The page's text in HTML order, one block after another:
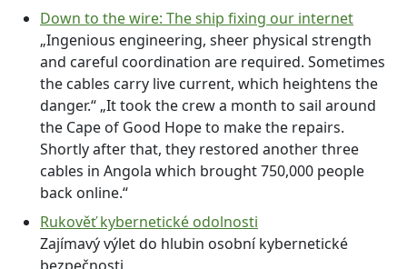
Down to the wire: The ship fixing our internet
„Ingenious engineering, sheer physical strength
and careful coordination are required. Sometimes
the cables carry live current, which heightens the
danger.“ „It took the crew a month to sail around
the Cape of Good Hope to make the repairs.
Shortly after that, they restored another three
cables in Angola which brought 750,000 people
back online.“
Rukověť kybernetické odolnosti
Zajímavý výlet do hlubin osobní kybernetické